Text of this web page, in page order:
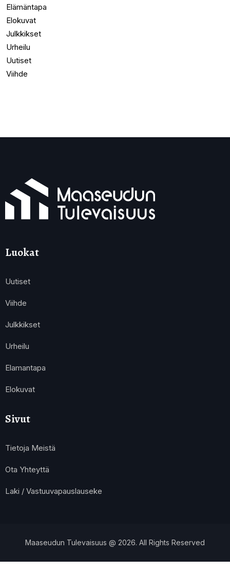
Elämäntapa
Elokuvat
Julkkikset
Urheilu
Uutiset
Viihde
Luokat
Uutiset
Viihde
Julkkikset
Urheilu
Elamantapa
Elokuvat
Sivut
Tietoja Meistä
Ota Yhteyttä
Laki / Vastuuvapauslauseke
Maaseudun Tulevaisuus @ 2026. All Rights Reserved